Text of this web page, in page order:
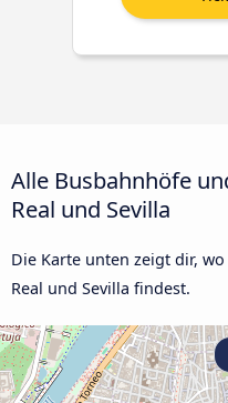
Alle Busbahnhöfe
Real und Sevilla
Die Karte unten zeigt dir,
Real und Sevilla findest.